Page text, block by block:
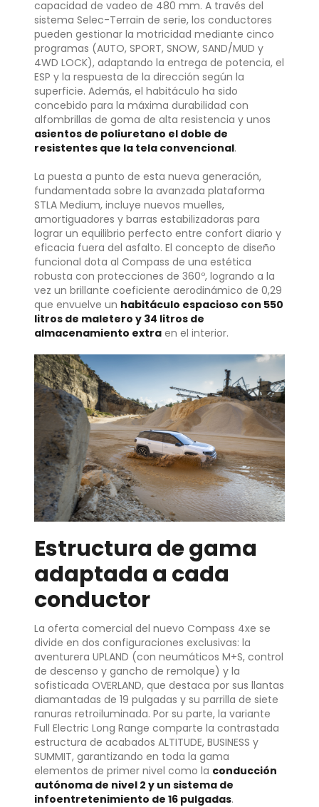
capacidad de vadeo de 480 mm. A través del
sistema Selec-Terrain de serie, los conductores
pueden gestionar la motricidad mediante cinco
programas (AUTO, SPORT, SNOW, SAND/MUD y
4WD LOCK), adaptando la entrega de potencia, el
ESP y la respuesta de la dirección según la
superficie. Además, el habitáculo ha sido
concebido para la máxima durabilidad con
alfombrillas de goma de alta resistencia y unos
asientos de poliuretano el doble de
resistentes que la tela convencional.
La puesta a punto de esta nueva generación,
fundamentada sobre la avanzada plataforma
STLA Medium, incluye nuevos muelles,
amortiguadores y barras estabilizadoras para
lograr un equilibrio perfecto entre confort diario y
eficacia fuera del asfalto. El concepto de diseño
funcional dota al Compass de una estética
robusta con protecciones de 360º, logrando a la
vez un brillante coeficiente aerodinámico de 0,29
que envuelve un habitáculo espacioso con 550
litros de maletero y 34 litros de
almacenamiento extra en el interior.
Estructura de gama
adaptada a cada
conductor
La oferta comercial del nuevo Compass 4xe se
divide en dos configuraciones exclusivas: la
aventurera UPLAND (con neumáticos M+S, control
de descenso y gancho de remolque) y la
sofisticada OVERLAND, que destaca por sus llantas
diamantadas de 19 pulgadas y su parrilla de siete
ranuras retroiluminada. Por su parte, la variante
Full Electric Long Range comparte la contrastada
estructura de acabados ALTITUDE, BUSINESS y
SUMMIT, garantizando en toda la gama
elementos de primer nivel como la conducción
autónoma de nivel 2 y un sistema de
infoentretenimiento de 16 pulgadas.